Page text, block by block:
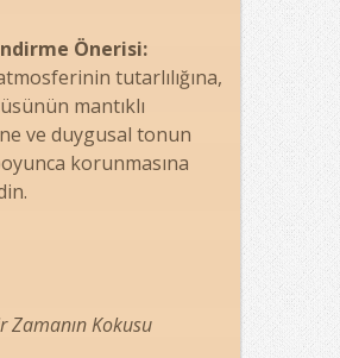
Önerisi:
tutarlılığına,
mantıklı
ve duygusal tonun
korunmasına
Zamanın Kokusu